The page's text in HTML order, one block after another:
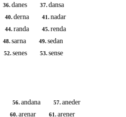
36.danes 37.dansa
40.derna 41.nadar
44.randa 45.renda
48.sarna 49.sedan
52.senes 53.sense
56.andana 57.aneder
60.arenar 61.arener